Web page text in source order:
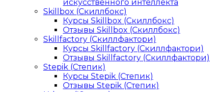
искусственного интеллекта
Skillbox (Скиллбокс)
Курсы Skillbox (Скиллбокс)
Отзывы Skillbox (Скиллбокс)
Skillfactory (Скиллфактори)
Курсы Skillfactory (Скиллфактори)
Отзывы Skillfactory (Скиллфактори)
Stepik (Степик)
Курсы Stepik (Степик)
Отзывы Stepik (Степик)